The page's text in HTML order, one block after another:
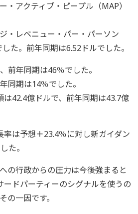
・アクティブ・ピープル（MAP）
・レベニュー・パー・パーソン
した。前年同期は6.52ドルでした。
前年同期は46％でした。
同期は14％でした。
42.4億ドルで、前年同期は43.7億
は予想＋23.4％に対し新ガイダン
た。
の行政からの圧力は今後強まると
ードパーティーのシグナルを使うの
の一因です。